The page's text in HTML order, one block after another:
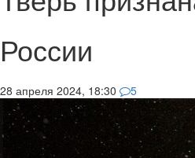
России
28 апреля 2024, 18:30 5